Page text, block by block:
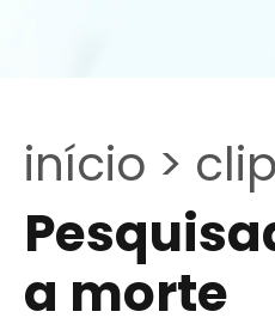
início >
a morte